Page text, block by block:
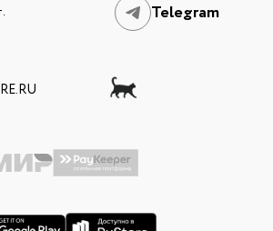
Telegram